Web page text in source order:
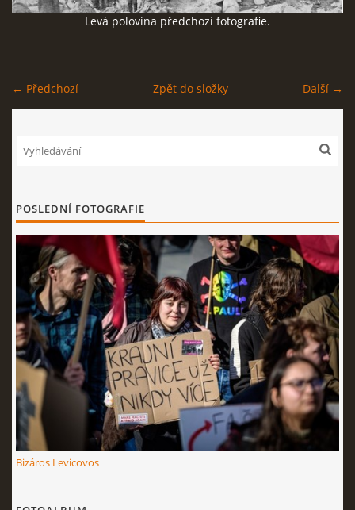
© 2026 eStránky.cz |RSS
Levá polovina předchozí fotografie.
← Předchozí Další →
Zpět do složky
POSLEDNÍ FOTOGRAFIE
Bizáros Levicovos